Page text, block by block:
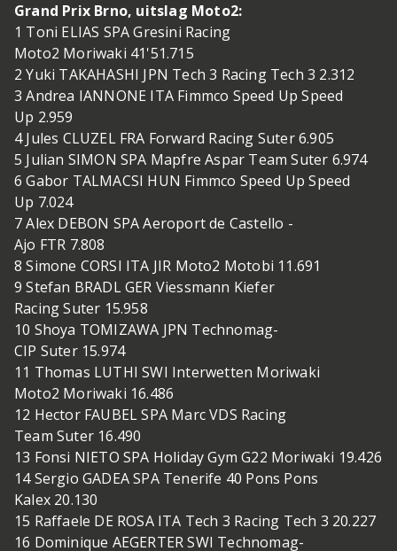
Grand Prix Brno, uitslag Moto2:
1 Toni ELIAS SPA Gresini Racing
Moto2 Moriwaki 41'51.715
2 Yuki TAKAHASHI JPN Tech 3 Racing Tech 3 2.312
3 Andrea IANNONE ITA Fimmco Speed Up Speed
Up 2.959
4 Jules CLUZEL FRA Forward Racing Suter 6.905
5 Julian SIMON SPA Mapfre Aspar Team Suter 6.974
6 Gabor TALMACSI HUN Fimmco Speed Up Speed
Up 7.024
7 Alex DEBON SPA Aeroport de Castello -
Ajo FTR 7.808
8 Simone CORSI ITA JIR Moto2 Motobi 11.691
9 Stefan BRADL GER Viessmann Kiefer
Racing Suter 15.958
10 Shoya TOMIZAWA JPN Technomag-
CIP Suter 15.974
11 Thomas LUTHI SWI Interwetten Moriwaki
Moto2 Moriwaki 16.486
12 Hector FAUBEL SPA Marc VDS Racing
Team Suter 16.490
13 Fonsi NIETO SPA Holiday Gym G22 Moriwaki 19.426
14 Sergio GADEA SPA Tenerife 40 Pons Pons
Kalex 20.130
15 Raffaele DE ROSA ITA Tech 3 Racing Tech 3 20.227
16 Dominique AEGERTER SWI Technomag-